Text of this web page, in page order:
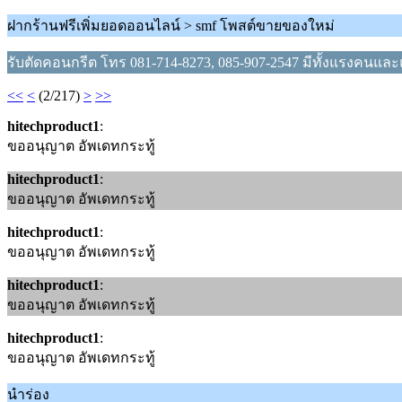
ฝากร้านฟรีเพิ่มยอดออนไลน์ > smf โพสต์ขายของใหม่
รับตัดคอนกรีต โทร 081-714-8273, 085-907-2547 มีทั้งแรงคนแล
<< < (2/217) > >>
hitechproduct1:
ขออนุญาต อัพเดทกระทู้
hitechproduct1:
ขออนุญาต อัพเดทกระทู้
hitechproduct1:
ขออนุญาต อัพเดทกระทู้
hitechproduct1:
ขออนุญาต อัพเดทกระทู้
hitechproduct1:
ขออนุญาต อัพเดทกระทู้
นำร่อง